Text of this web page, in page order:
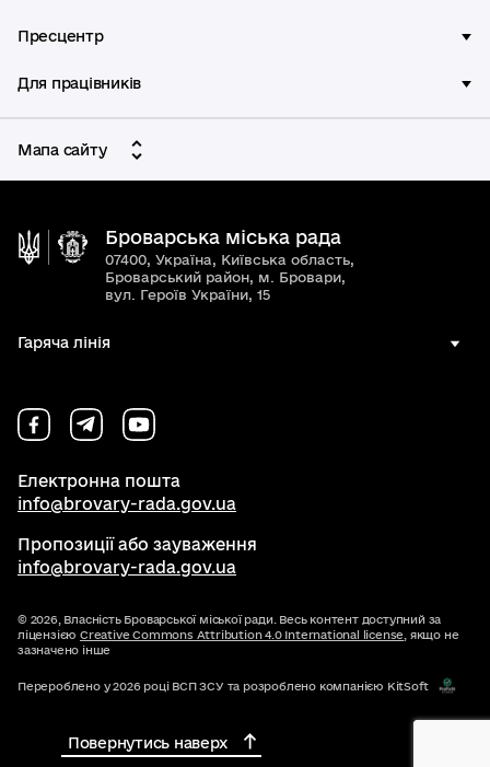
Пресцентр
Для працівників
Мапа сайту
Броварська міська рада
07400, Україна, Київська область,
Броварський район, м. Бровари,
вул. Героїв України, 15
Гаряча лінія
Електронна пошта
info@brovary-rada.gov.ua
Пропозиції або зауваження
info@brovary-rada.gov.ua
© 2026, Власність Броварської міської ради. Весь контент доступний за
ліцензією Creative Commons Attribution 4.0 International license , якщо не
зазначено інше
Перероблено у 2026 році ВСП ЗСУ та розроблено компанією KitSoft
Повернутись наверх